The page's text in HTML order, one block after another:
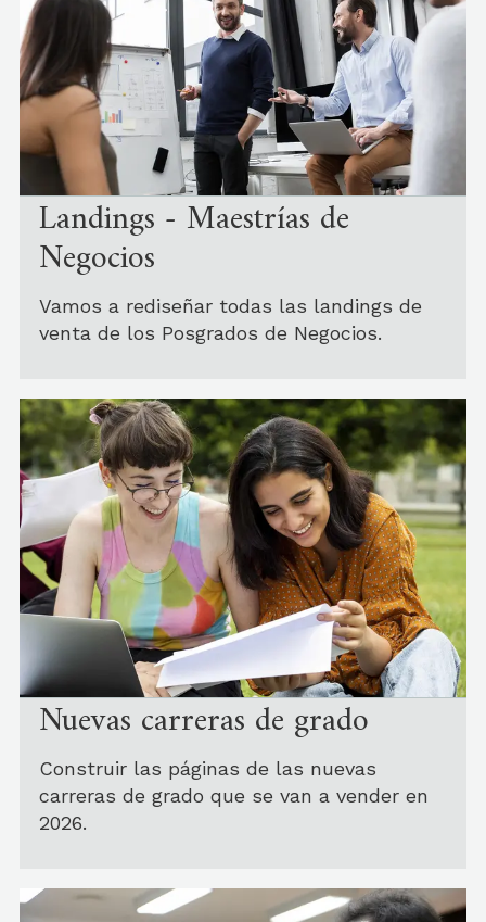
Landings - Maestrías de
Negocios
Vamos a rediseñar todas las landings de
venta de los Posgrados de Negocios.
Nuevas carreras de grado
Construir las páginas de las nuevas
carreras de grado que se van a vender en
2026.